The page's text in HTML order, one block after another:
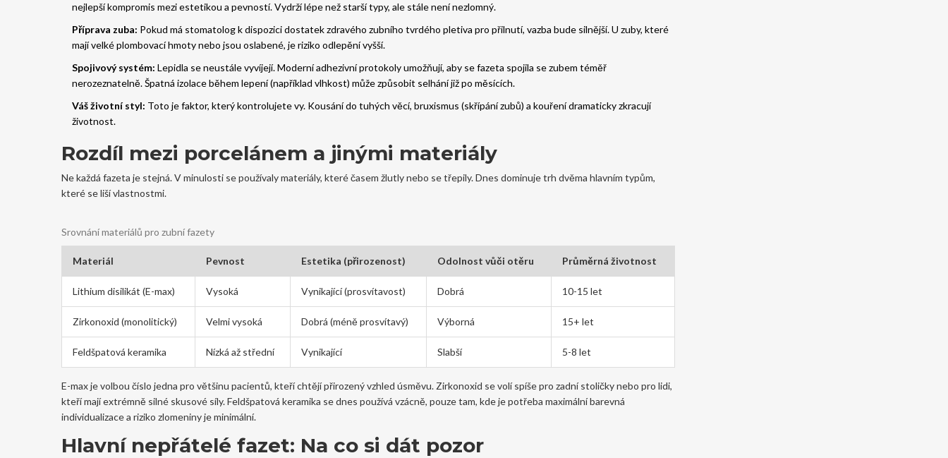
nejlepší kompromis mezi estetikou a pevností. Vydrží lépe než starší typy, ale stále není nezlomný.
Příprava zuba: Pokud má stomatolog k dispozici dostatek zdravého zubního tvrdého pletiva pro přilnutí, vazba bude silnější. U zuby, které
mají velké plombovací hmoty nebo jsou oslabené, je riziko odlepění vyšší.
Spojivový systém: Lepidla se neustále vyvíjejí. Moderní adhezivní protokoly umožňují, aby se fazeta spojila se zubem téměř
nerozeznatelně. Špatná izolace během lepení (například vlhkost) může způsobit selhání již po měsících.
Váš životní styl: Toto je faktor, který kontrolujete vy. Kousání do tuhých věcí, bruxismus (skřípání zubů) a kouření dramaticky zkracují
životnost.
Rozdíl mezi porcelánem a jinými materiály
Ne každá fazeta je stejná. V minulosti se používaly materiály, které časem žlutly nebo se třepily. Dnes dominuje trh dvěma hlavním typům,
které se liší vlastnostmi.
Srovnání materiálů pro zubní fazety
Materiál Pevnost Estetika (přirozenost) Odolnost vůči otěru Průměrná životnost
Lithium disilikát (E-max) Vysoká Vynikající (prosvítavost) Dobrá 10-15 let
Zirkonoxid (monolitický) Velmi vysoká Dobrá (méně prosvítavý) Výborná 15+ let
Feldšpatová keramika Nízká až střední Vynikající Slabší 5-8 let
E-max je volbou číslo jedna pro většinu pacientů, kteří chtějí přirozený vzhled úsměvu. Zirkonoxid se volí spíše pro zadní stoličky nebo pro lidi,
kteří mají extrémně silné skusové síly. Feldšpatová keramika se dnes používá vzácně, pouze tam, kde je potřeba maximální barevná
individualizace a riziko zlomeniny je minimální.
Hlavní nepřátelé fazet: Na co si dát pozor